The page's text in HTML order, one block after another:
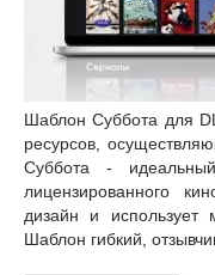
Шаблон Суббота для
ресурсов,
Суббота -
лицензированного
дизайн и
Шаблон гибкий,